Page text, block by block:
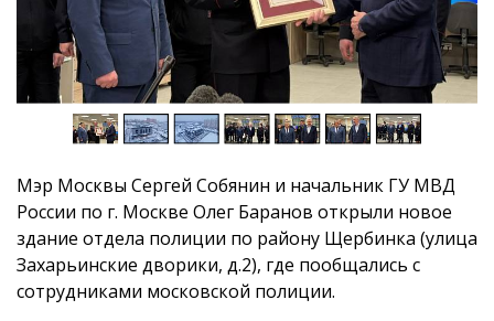
Мэр Москвы Сергей Собянин и начальник ГУ МВД
России по г. Москве Олег Баранов открыли новое
здание отдела полиции по району Щербинка (улица
Захарьинские дворики, д.2), где пообщались с
сотрудниками московской полиции.